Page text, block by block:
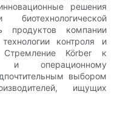
решения
продуктов компании
контроля и
Körber к
и операционному
выбором
ищущих